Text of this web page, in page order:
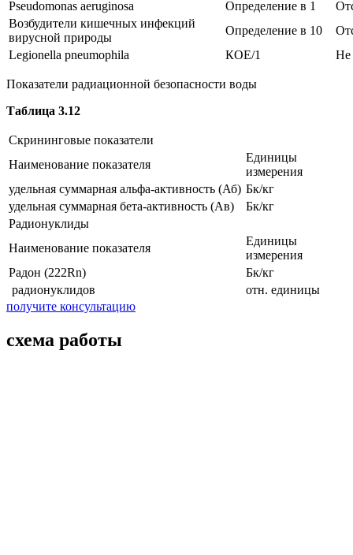
Pseudomonas aeruginosa Определение в 1
Возбудители кишечных инфекций
вирусной природы
Определение в 10
Legionella pneumophila
КОЕ/1 Не
Показатели радиационной безопасности воды
Таблица 3.12
Скрининговые показатели
Наименование показателя
Единицы
измерения
удельная суммарная альфа-активность (Аб) Бк/кг
удельная суммарная бета-активность (Ав)
Бк/кг
Радионуклиды
Наименование показателя
Единицы
измерения
Радон (222Rn)
Бк/кг
радионуклидов
отн. единицы
получите консультацию
схема работы